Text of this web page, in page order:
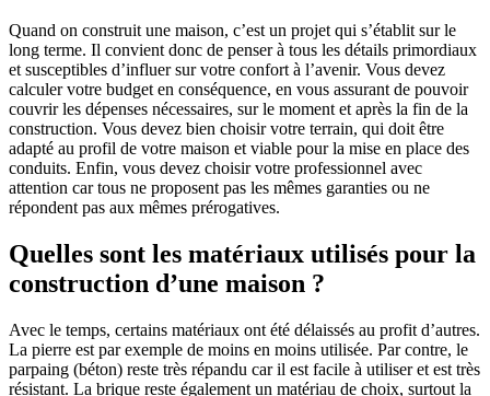
Quand on construit une maison, c’est un projet qui s’établit sur le
long terme. Il convient donc de penser à tous les détails primordiaux
et susceptibles d’influer sur votre confort à l’avenir. Vous devez
calculer votre budget en conséquence, en vous assurant de pouvoir
couvrir les dépenses nécessaires, sur le moment et après la fin de la
construction. Vous devez bien choisir votre terrain, qui doit être
adapté au profil de votre maison et viable pour la mise en place des
conduits. Enfin, vous devez choisir votre professionnel avec
attention car tous ne proposent pas les mêmes garanties ou ne
répondent pas aux mêmes prérogatives.
Quelles sont les matériaux utilisés pour la
construction d’une maison ?
Avec le temps, certains matériaux ont été délaissés au profit d’autres.
La pierre est par exemple de moins en moins utilisée. Par contre, le
parpaing (béton) reste très répandu car il est facile à utiliser et est très
résistant. La brique reste également un matériau de choix, surtout la